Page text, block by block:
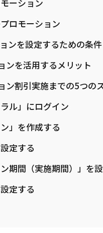
ーション
ロモーション
ンを設定するための条件
ンを活用するメリット
ン割引実施までの5つの
ル」にログイン
」を作成する
定する
期間（実施期間）」を
定する